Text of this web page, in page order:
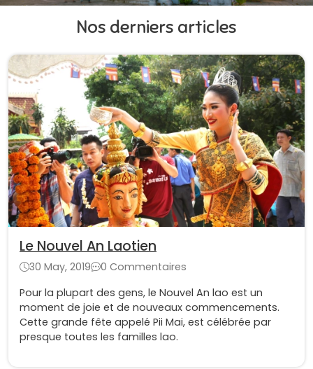
Nos derniers articles
Le Nouvel An Laotien
30 May, 2019
0 Commentaires
Pour la plupart des gens, le Nouvel An lao est un
moment de joie et de nouveaux commencements.
Cette grande fête appelé Pii Mai, est célébrée par
presque toutes les familles lao.